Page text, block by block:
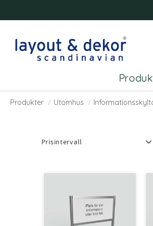
System 60R
Produkter Utomhus
Prisintervall
8 358 16 203